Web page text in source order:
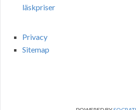
läskpriser
Privacy
Sitemap